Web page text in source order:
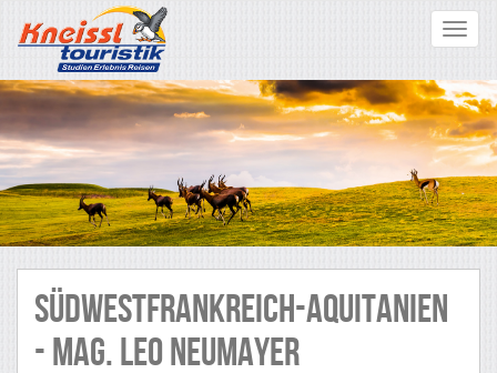
Toggle
SüDWESTFRANKREICH-AQUITANIEN
- MAG. LEO NEUMAYER